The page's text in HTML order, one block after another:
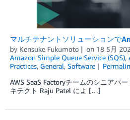
マルチテナントソリューションで
by Kensuke Fukumoto on 18 5月
Amazon Simple Queue Service (SQS),
Practices, General, Software
AWS SaaS Factoryチームのシニアパ
キテクト Raju Patel によ […]